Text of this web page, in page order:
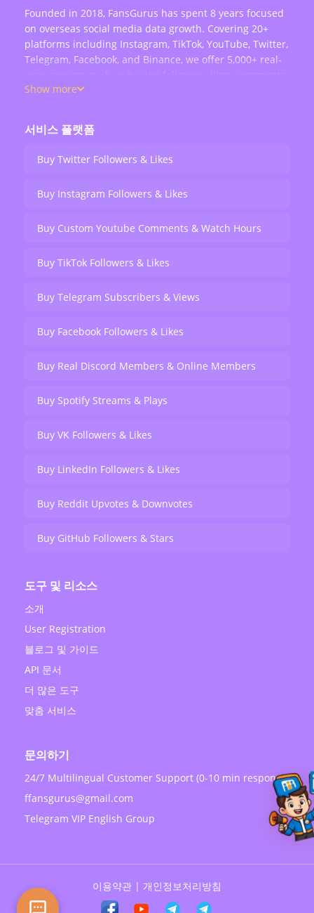
련
- 빠른 결과가 필요한 경우 효과적
가장 좋은 전략은 두 가지를 병행하는 것입니다: 팔로워 구
매로 초기 모멘텀을 만들고, 동시에 양질의 콘텐츠를 꾸준
히 업로드하세요. 구매한 팔로워가 만드는 소셜 프루프가
-고객 대응 : 문제 발생 시 리필이나 환불이 제대로 이루어
졌는지
주의해야 할 후기 유형:
후에 판단할 수 있습니다
을 함께 언급합니다
후기일 가능성이 높습니다
FansGurus 이용 경험:
가장 신뢰할 수 있는 후기입니다. 30일 리필 보장, 점진적
를 선택하세요.
Founded in 2018, FansGurus has spent 8 years focused
on overseas social media data growth. Covering 20+
platforms including Instagram, TikTok, YouTube, Twitter,
Telegram, Facebook, and Binance, we offer 5,000+ real-
user services such as buying followers, likes, comments,
views, retweets, and live stream engagement — serving
Show more
서비스 플랫폼
Buy Twitter Followers & Likes
Buy Instagram Followers & Likes
Buy Custom Youtube Comments & Watch Hours
Buy TikTok Followers & Likes
Buy Telegram Subscribers & Views
Buy Facebook Followers & Likes
Buy Real Discord Members & Online Members
Buy Spotify Streams & Plays
Buy VK Followers & Likes
Buy LinkedIn Followers & Likes
Buy Reddit Upvotes & Downvotes
Buy GitHub Followers & Stars
도구 및 리소스
소개
User Registration
블로그 및 가이드
API 문서
더 많은 도구
맞춤 서비스
문의하기
24/7 Multilingual Customer Support (0-10 min response)
ffansgurus@gmail.com
Telegram VIP English Group
이용약관 | 개인정보처리방침